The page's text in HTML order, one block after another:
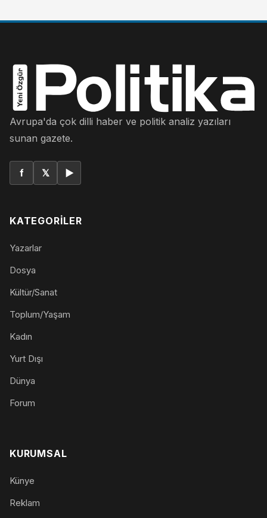
Avrupa'da çok dilli haber ve politik analiz yazıları
sunan gazete.
f 𝕏 ▶
KATEGORILER
Yazarlar
Dosya
Kültür/Sanat
Toplum/Yaşam
Kadın
Yurt Dışı
Dünya
Forum
KURUMSAL
Künye
Reklam